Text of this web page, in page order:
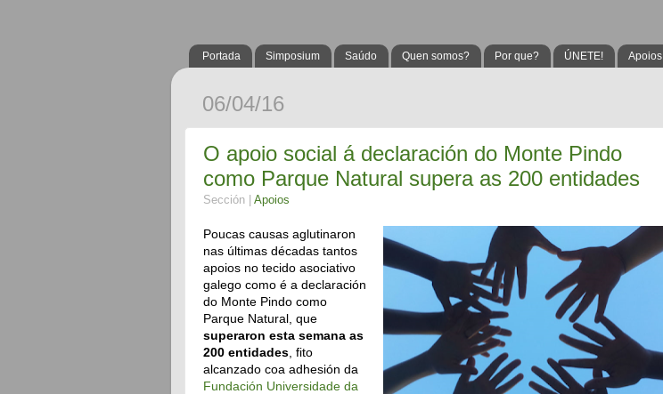
Portada Simposium Saúdo Quen somos? Por que? ÚNETE! Apoios
06/04/16
O apoio social á declaración do Monte Pindo
como Parque Natural supera as 200 entidades
Sección | Apoios
Poucas causas aglutinaron
nas últimas décadas tantos
apoios no tecido asociativo
galego como é a declaración
do Monte Pindo como
Parque Natural, que
superaron esta semana as
200 entidades , fito
alcanzado coa adhesión da
Fundación Universidade da